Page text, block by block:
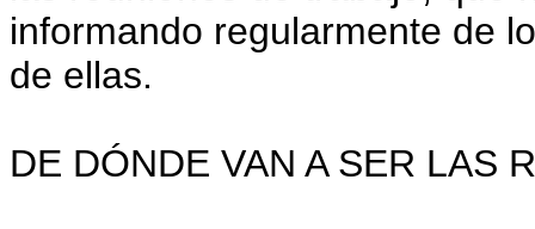
informando regularmente de
de ellas.
DE DÓNDE VAN A SER LAS